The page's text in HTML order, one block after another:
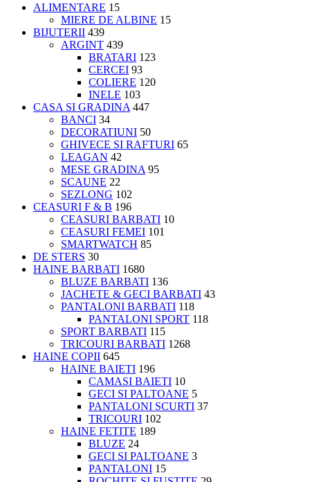
ALIMENTARE 15
MIERE DE ALBINE 15
BIJUTERII 439
ARGINT 439
BRATARI 123
CERCEI 93
COLIERE 120
INELE 103
CASA SI GRADINA 447
BANCI 34
DECORATIUNI 50
GHIVECE SI RAFTURI 65
LEAGAN 42
MESE GRADINA 95
SCAUNE 22
SEZLONG 102
CEASURI F & B 196
CEASURI BARBATI 10
CEASURI FEMEI 101
SMARTWATCH 85
DE STERS 30
HAINE BARBATI 1680
BLUZE BARBATI 136
JACHETE & GECI BARBATI 43
PANTALONI BARBATI 118
PANTALONI SPORT 118
SPORT BARBATI 115
TRICOURI BARBATI 1268
HAINE COPII 645
HAINE BAIETI 196
CAMASI BAIETI 10
GECI SI PALTOANE 5
PANTALONI SCURTI 37
TRICOURI 102
HAINE FETITE 189
BLUZE 24
GECI SI PALTOANE 3
PANTALONI 15